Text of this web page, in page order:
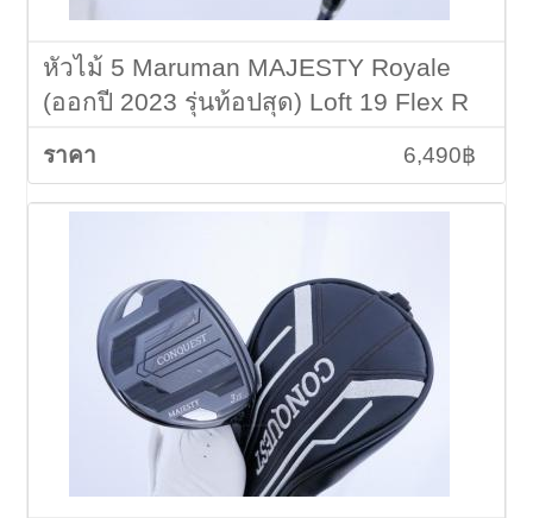
หัวไม้ 5 Maruman MAJESTY Royale
(ออกปี 2023 รุ่นท้อปสุด) Loft 19 Flex R
6,490฿